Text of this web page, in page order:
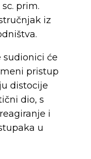
prim.
iz
sudionici će
pristup
distocije
dio, s
i
u